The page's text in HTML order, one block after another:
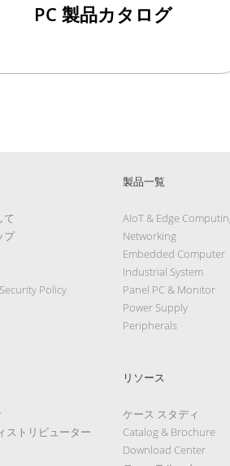
PC 製品カタログ
て
プ
Policy
製品一覧
AIoT & Edge
Networking
Embedded Computer
Industrial System
Panel PC & Monitor
Power Supply
Peripherals
ストリビューター
リソース
ケース スタディ
Catalog & Brochure
Download Center